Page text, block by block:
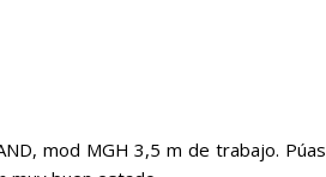
mod MGH 3,5 m de trabajo. Púas